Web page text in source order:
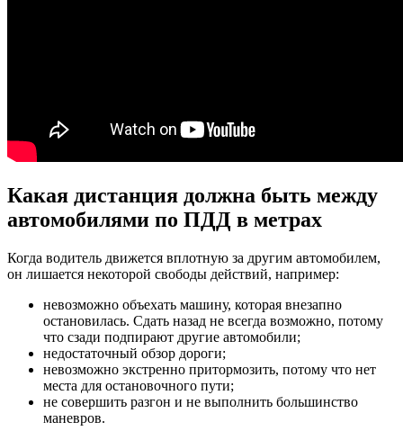
Какая дистанция должна быть между
автомобилями по ПДД в метрах
Когда водитель движется вплотную за другим автомобилем,
он лишается некоторой свободы действий, например:
невозможно объехать машину, которая внезапно
остановилась. Сдать назад не всегда возможно, потому
что сзади подпирают другие автомобили;
недостаточный обзор дороги;
невозможно экстренно притормозить, потому что нет
места для остановочного пути;
не совершить разгон и не выполнить большинство
маневров.